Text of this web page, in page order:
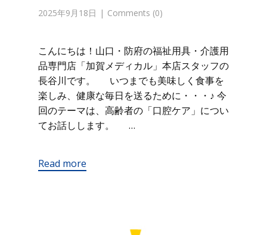
2025年9月18日 Comments (0)
こんにちは！山口・防府の福祉用具・介護用
品専門店「加賀メディカル」本店スタッフの
長谷川です。 いつまでも美味しく食事を
楽しみ、健康な毎日を送るために・・・♪ 今
回のテーマは、高齢者の「口腔ケア」につい
てお話しします。 …
Read more